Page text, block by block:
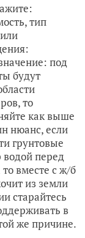
тип
под
будут
то
как выше
нюанс, если
грунтовые
водой перед
вместе с ж/б
из земли
старайтесь
в
же причине.